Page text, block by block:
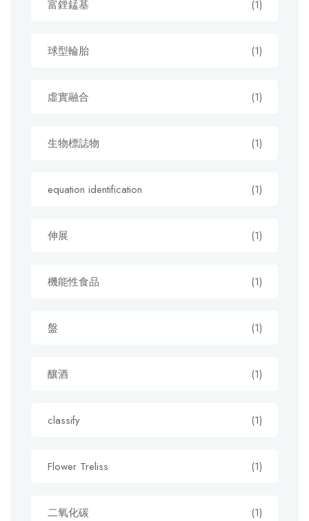
富鋰錳基 (1)
球型輪胎 (1)
虛實融合 (1)
生物標誌物 (1)
equation identification (1)
伸展 (1)
機能性食品 (1)
盤 (1)
釀酒 (1)
classify (1)
Flower Treliss (1)
二氧化碳 (1)